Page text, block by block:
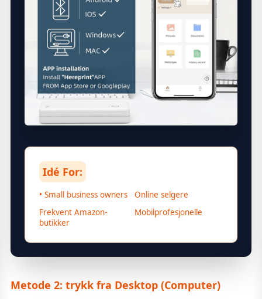
Idé For:
• Small business owners
Online selgere
Frekvent Amazon-
butikker
Mobilprofesjonelle
Metode 2: trykk fra Desktop (Computer)